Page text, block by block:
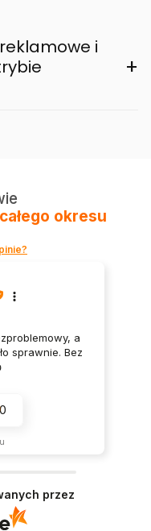
i
+
okresu
a
sprawnie. Bez
przez